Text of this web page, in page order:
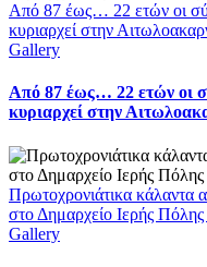
Από 87 έως… 22 ετών οι
κυριαρχεί στην
Gallery
Από 87 έως… 22 ετών οι
κυριαρχεί στην
Πρωτοχρονιάτικα
στο Δημαρχείο Ιερής
Gallery